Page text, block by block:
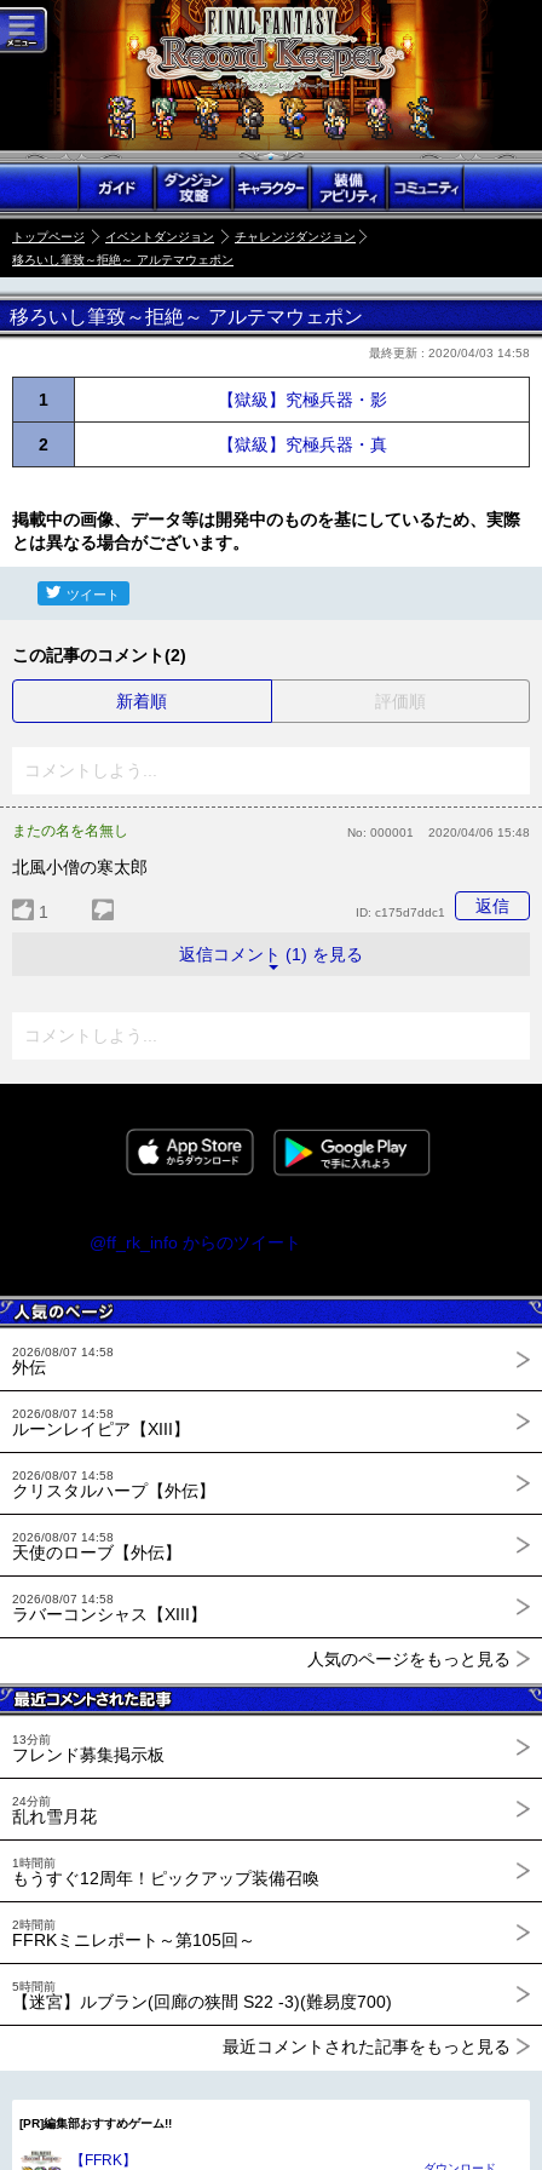
トップページ イベントダンジョン
チャレンジダンジョン
移ろいし筆致～拒絶～ アルテマウェポン
移ろいし筆致～拒絶～ アルテマウェポン
最終更新 : 2020/04/03 14:58
1 【獄級】究極兵器・影
2 【獄級】究極兵器・真
掲載中の画像、データ等は開発中のものを基にしているため、実際
とは異なる場合がございます。
ツイート
この記事のコメント(2)
新着順 評価順
コメントしよう...
またの名を名無し No: 000001 2020/04/06 15:48
北風小僧の寒太郎
1 返信
ID: c175d7ddc1
返信コメント (1) を見る
コメントしよう...
@ff_rk_info からのツイート
2026/08/07 14:58
外伝
2026/08/07 14:58
ルーンレイピア【XIII】
2026/08/07 14:58
クリスタルハープ【外伝】
2026/08/07 14:58
天使のローブ【外伝】
2026/08/07 14:58
ラバーコンシャス【XIII】
人気のページをもっと見る
13分前
フレンド募集掲示板
24分前
乱れ雪月花
1時間前
もうすぐ12周年！ピックアップ装備召喚
2時間前
FFRKミニレポート～第105回～
5時間前
【迷宮】ルブラン(回廊の狭間 S22 -3)(難易度700)
最近コメントされた記事をもっと見る
[PR]編集部おすすめゲーム!!
【FFRK】